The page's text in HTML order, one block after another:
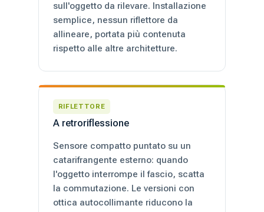
sull'oggetto da rilevare. Installazione
semplice, nessun riflettore da
allineare, portata più contenuta
rispetto alle altre architetture.
RIFLETTORE
A retroriflessione
Sensore compatto puntato su un
catarifrangente esterno: quando
l'oggetto interrompe il fascio, scatta
la commutazione. Le versioni con
ottica autocollimante riducono la